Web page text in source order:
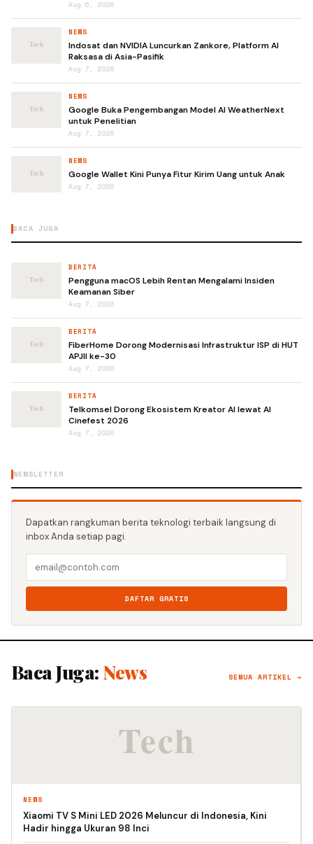
Aug 6, 2026
NEWS
Indosat dan NVIDIA Luncurkan Zankore, Platform AI
Raksasa di Asia-Pasifik
Aug 7, 2026
NEWS
Google Buka Pengembangan Model AI WeatherNext
untuk Penelitian
Aug 7, 2026
NEWS
Google Wallet Kini Punya Fitur Kirim Uang untuk Anak
Aug 7, 2026
BACA JUGA
BERITA
Pengguna macOS Lebih Rentan Mengalami Insiden
Keamanan Siber
Aug 7, 2026
BERITA
FiberHome Dorong Modernisasi Infrastruktur ISP di HUT
APJII ke-30
Aug 7, 2026
BERITA
Telkomsel Dorong Ekosistem Kreator AI lewat AI
Cinefest 2026
Aug 7, 2026
NEWSLETTER
Dapatkan rangkuman berita teknologi terbaik langsung di
inbox Anda setiap pagi.
DAFTAR GRATIS
Baca Juga: News SEMUA ARTIKEL →
NEWS
Xiaomi TV S Mini LED 2026 Meluncur di Indonesia, Kini
Hadir hingga Ukuran 98 Inci